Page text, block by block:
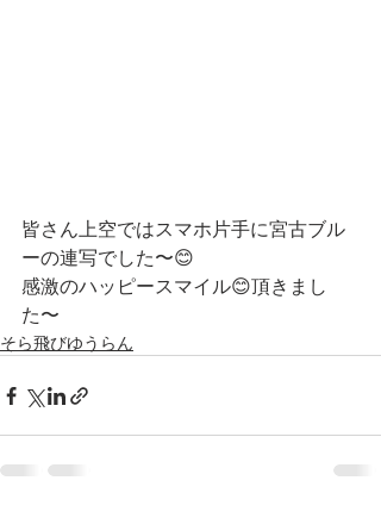
皆さん上空ではスマホ片手に宮古ブル
ーの連写でした〜😊
感激のハッピースマイル😊頂きまし
た〜
そら飛びゆうらん